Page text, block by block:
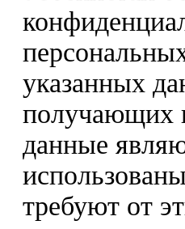
указанных
получающих
данные
требуют от